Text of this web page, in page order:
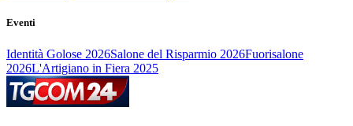
Eventi
Identità Golose 2026Salone del Risparmio 2026Fuorisalone
2026L'Artigiano in Fiera 2025